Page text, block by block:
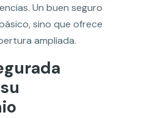
Un buen seguro
sino que ofrece
ampliada.